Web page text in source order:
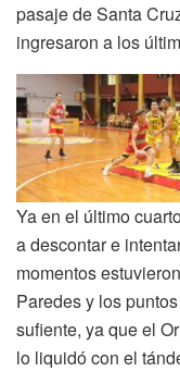
pasaje de Santa
ingresaron a los
Ya en el último
a descontar e
momentos
Paredes y los
sufiente, ya que el
lo liquidó con el